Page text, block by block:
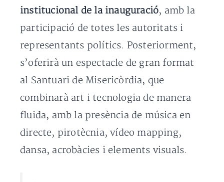
institucional de la inauguració, amb la
participació de totes les autoritats i
representants polítics. Posteriorment,
s’oferirà un espectacle de gran format
al Santuari de Misericòrdia, que
combinarà art i tecnologia de manera
fluida, amb la presència de música en
directe, pirotècnia, vídeo mapping,
dansa, acrobàcies i elements visuals.